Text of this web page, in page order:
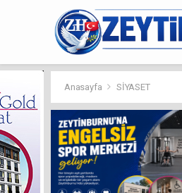
Anasayfa SİYASET